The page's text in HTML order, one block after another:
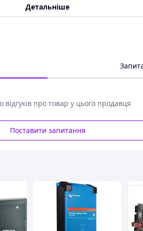
Детальніше
про товар у цього продавця
Поставити запитання